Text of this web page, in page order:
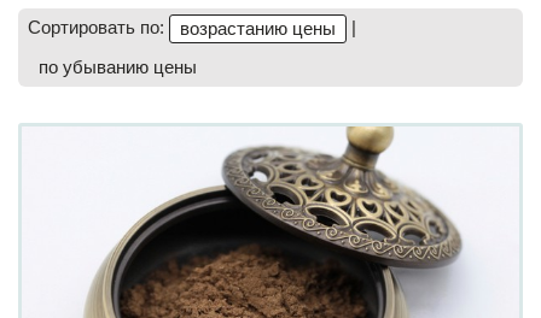
Сортировать по: возрастанию цены
|
по убыванию цены